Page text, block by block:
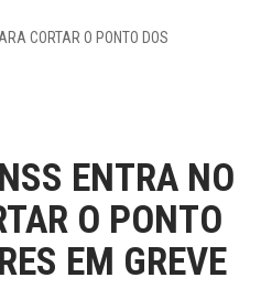
CORTAR O PONTO DOS
ENTRA NO
O PONTO
EM GREVE